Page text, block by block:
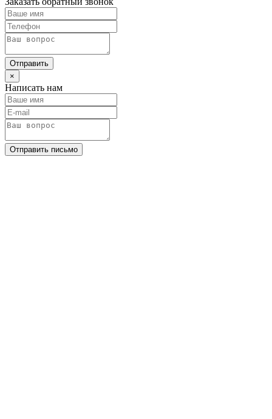
Отправить
×
Написать нам
Отправить письмо